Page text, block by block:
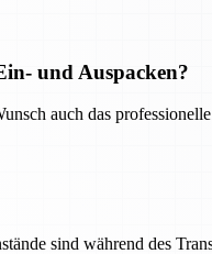
und Auspacken?
auch das
sind während des